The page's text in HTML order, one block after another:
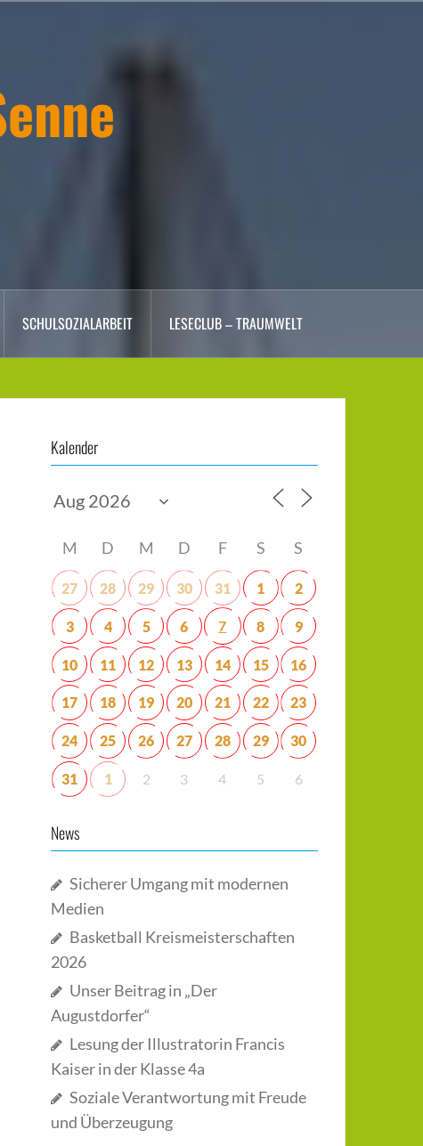
SCHULSOZIALARBEIT LESECLUB – TRAUMWELT
Kalender
M D M D F S S
27 28 29 30 31 1 2
3 4 5 6 7 8 9
10 11 12 13 14 15 16
17 18 19 20 21 22 23
24 25 26 27 28 29 30
31 1 2 3 4 5 6
News
Sicherer Umgang mit modernen
Medien
Basketball Kreismeisterschaften
2026
Unser Beitrag in „Der
Augustdorfer“
Lesung der Illustratorin Francis
Kaiser in der Klasse 4a
Soziale Verantwortung mit Freude
und Überzeugung